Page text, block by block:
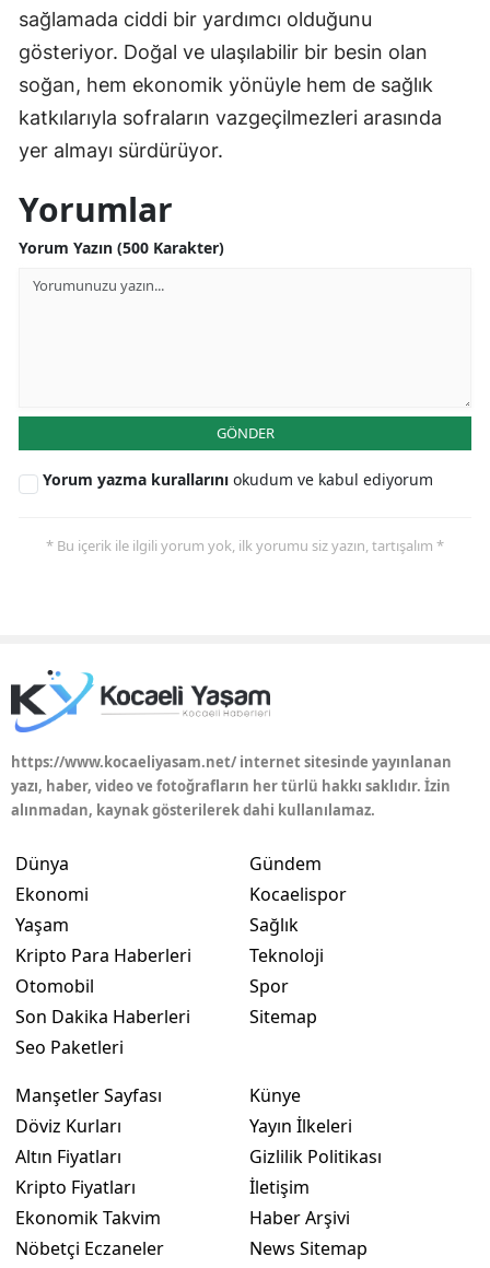
Karaman
Kırıkkale
Batman
Kilis
sağlamada ciddi bir yardımcı olduğunu
gösteriyor. Doğal ve ulaşılabilir bir besin olan
soğan, hem ekonomik yönüyle hem de sağlık
katkılarıyla sofraların vazgeçilmezleri arasında
yer almayı sürdürüyor.
Yorumlar
Yorum Yazın (500 Karakter)
GÖNDER
Yorum yazma kurallarını okudum ve kabul ediyorum
* Bu içerik ile ilgili yorum yok, ilk yorumu siz yazın, tartışalım *
https://www.kocaeliyasam.net/ internet sitesinde yayınlanan
yazı, haber, video ve fotoğrafların her türlü hakkı saklıdır. İzin
alınmadan, kaynak gösterilerek dahi kullanılamaz.
Dünya
Ekonomi
Yaşam
Kripto Para Haberleri
Otomobil
Son Dakika Haberleri
Seo Paketleri
Gündem
Kocaelispor
Sağlık
Teknoloji
Spor
Sitemap
Manşetler Sayfası
Döviz Kurları
Altın Fiyatları
Kripto Fiyatları
Ekonomik Takvim
Nöbetçi Eczaneler
Künye
Yayın İlkeleri
Gizlilik Politikası
İletişim
Haber Arşivi
News Sitemap